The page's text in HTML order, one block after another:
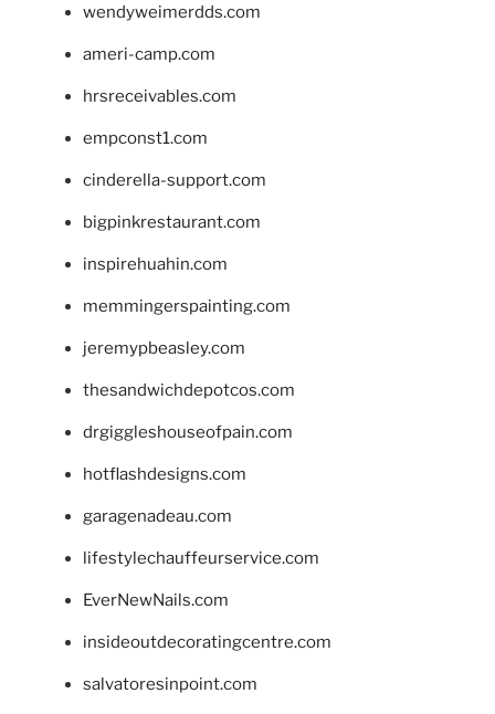
wendyweimerdds.com
ameri-camp.com
hrsreceivables.com
empconst1.com
cinderella-support.com
bigpinkrestaurant.com
inspirehuahin.com
memmingerspainting.com
jeremypbeasley.com
thesandwichdepotcos.com
drgiggleshouseofpain.com
hotflashdesigns.com
garagenadeau.com
lifestylechauffeurservice.com
EverNewNails.com
insideoutdecoratingcentre.com
salvatoresinpoint.com